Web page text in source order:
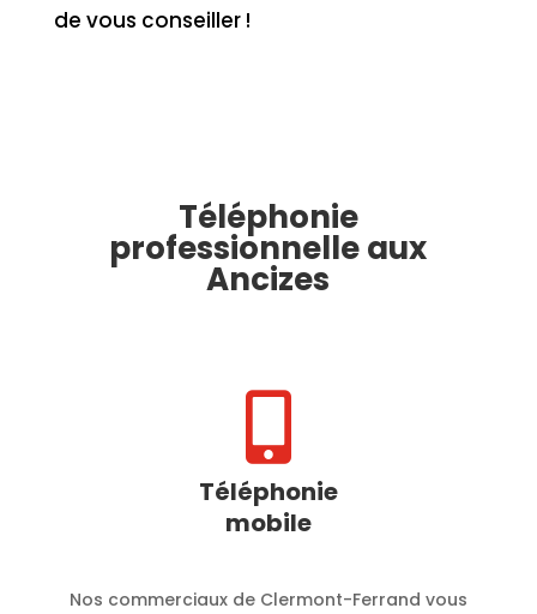
de vous conseiller !
Téléphonie
professionnelle aux
Ancizes

Téléphonie
mobile
Nos commerciaux de Clermont-Ferrand vous